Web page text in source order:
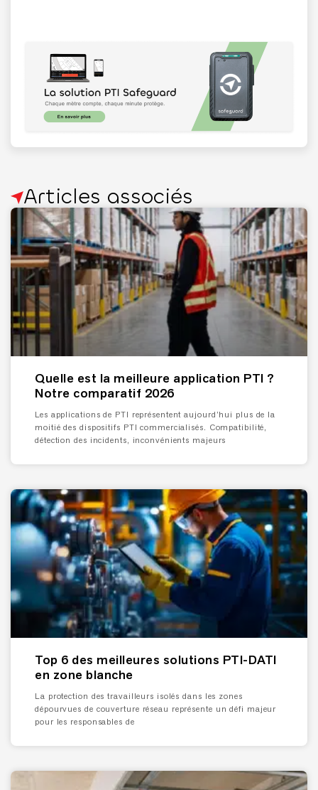
Articles associés
Quelle est la meilleure application PTI ?
Notre comparatif 2026
Les applications de PTI représentent aujourd’hui plus de la
moitié des dispositifs PTI commercialisés. Compatibilité,
détection des incidents, inconvénients majeurs
Top 6 des meilleures solutions PTI-DATI
en zone blanche
La protection des travailleurs isolés dans les zones
dépourvues de couverture réseau représente un défi majeur
pour les responsables de